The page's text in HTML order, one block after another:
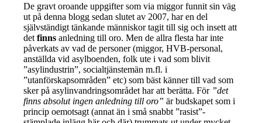
De gravt oroande uppgifter som via miggor funnit sin väg
ut på denna blogg sedan slutet av 2007, har en del
självständigt tänkande människor tagit till sig och insett att
det finns anledning till oro. Men de allra flesta har inte
påverkats av vad de personer (miggor, HVB-personal,
anställda vid asylboenden, folk ute i vad som blivit
”asylindustrin”, socialtjänstemän m.fl. i
”utanförskapsområden” etc) som bäst känner till vad som
sker på asylinvandringsområdet har att berätta. För ”det
finns absolutingen anledning till oro” är budskapet som i
princip oemotsagt (annat än i små snabbt ”rasist”-